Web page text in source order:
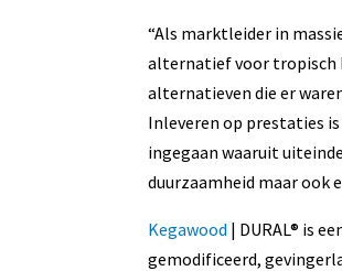
“Als marktleider in
alternatief voor tropisch
alternatieven die er
Inleveren op prestaties
ingegaan waaruit
duurzaamheid maar ook
Kegawood | DURAL® is
gemodificeerd,